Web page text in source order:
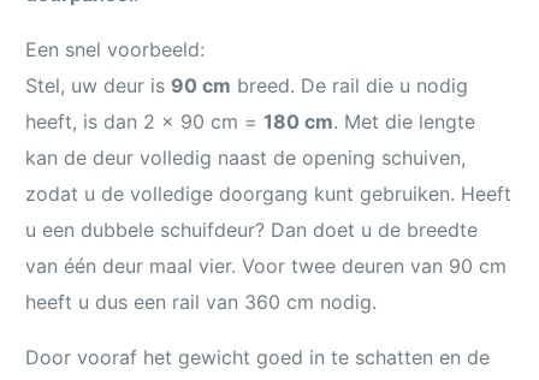
Een snel voorbeeld:
Stel, uw deur is 90 cm breed. De rail die u nodig
heeft, is dan 2 x 90 cm =180 cm. Met die lengte
kan de deur volledig naast de opening schuiven,
zodat u de volledige doorgang kunt gebruiken. Heeft
u een dubbele schuifdeur? Dan doet u de breedte
van één deur maal vier. Voor twee deuren van 90 cm
heeft u dus een rail van 360 cm nodig.
Door vooraf het gewicht goed in te schatten en de